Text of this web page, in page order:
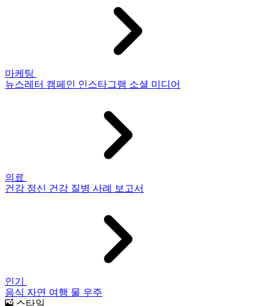
마케팅
뉴스레터 캠페인 인스타그램 소셜 미디어
의료
건강 정신 건강 질병 사례 보고서
인기
음식 자연 여행 물 우주
스타일